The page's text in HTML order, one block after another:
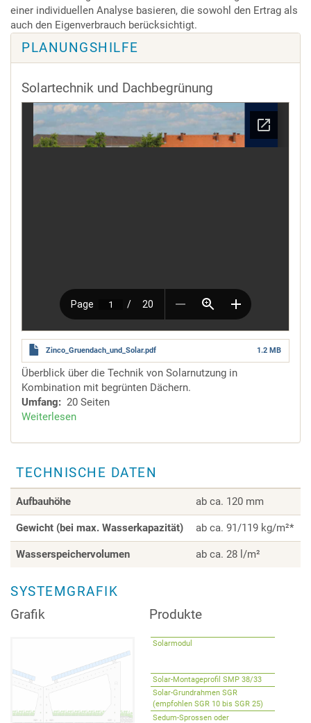
einer individuellen Analyse basieren, die sowohl den Ertrag als
auch den Eigenverbrauch berücksichtigt.
PLANUNGSHILFE
Solartechnik und Dachbegrünung
Zinco_Gruendach_und_Solar.pdf 1.2 MB
Überblick über die Technik von Solarnutzung in
Kombination mit begrünten Dächern.
Umfang
20 Seiten
Weiterlesen
und
TECHNISCHE DATEN
Aufbauhöhe ab ca. 120 mm
Gewicht (bei max. Wasserkapazität) ab ca. 91/119 kg/m²*
Wasserspeichervolumen ab ca. 28 l/m²
SYSTEMGRAFIK
Grafik
Produkte
Solarmodul
Solar-Montageprofil SMP 38/33
Solar-Grundrahmen SGR
(empfohlen SGR 10 bis SGR 25)
Sedum-Sprossen oder